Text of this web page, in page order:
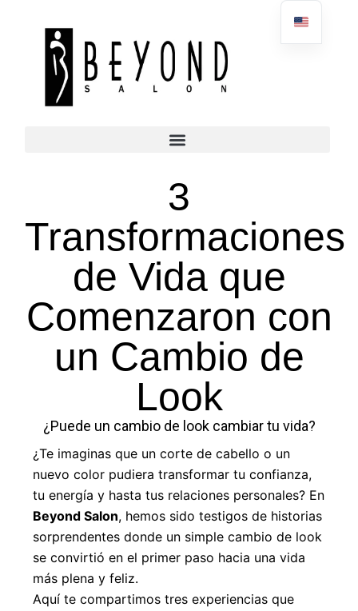
3
Transformaciones
de Vida que
Comenzaron con
un Cambio de
Look
¿Puede un cambio de look cambiar tu vida?
¿Te imaginas que un corte de cabello o un
nuevo color pudiera transformar tu confianza,
tu energía y hasta tus relaciones personales? En
Beyond Salon, hemos sido testigos de historias
sorprendentes donde un simple cambio de look
se convirtió en el primer paso hacia una vida
más plena y feliz.
Aquí te compartimos tres experiencias que